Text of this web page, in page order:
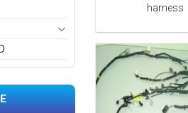
harness